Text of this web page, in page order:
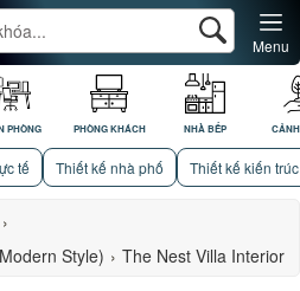
PHÒNG PHÒNG KHÁCH NHÀ BẾP
Menu
tế Thiết kế nhà phố Thiết kế kiến trúc
›
Style) › The Nest Villa Interior